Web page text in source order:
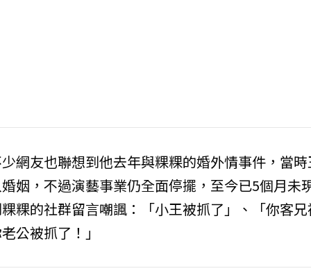
網友也聯想到他去年與粿粿的婚外情事件，當
姻，不過演藝事業仍全面停擺，至今已5個月未
粿的社群留言嘲諷：「小王被抓了」、「你客
公被抓了！」